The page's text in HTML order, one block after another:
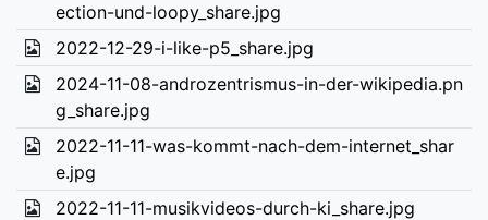
ection-und-loopy_share.jpg
2022-12-29-i-like-p5_share.jpg
2024-11-08-androzentrismus-in-der-wikipedia.pn
g_share.jpg
2022-11-11-was-kommt-nach-dem-internet_shar
e.jpg
2022-11-11-musikvideos-durch-ki_share.jpg